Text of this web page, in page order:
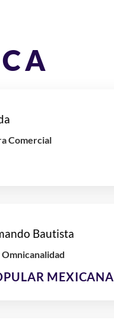
Comercial
Bautista
MEXICANA